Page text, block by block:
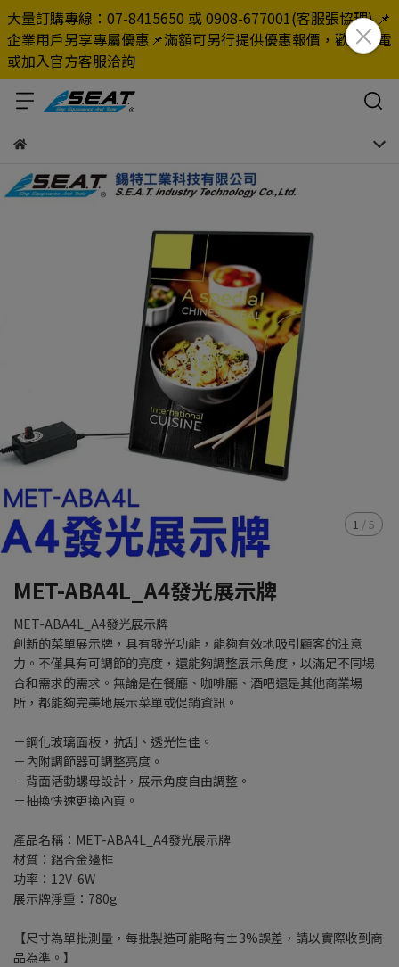
大量訂購專線：07-8415650 或 0908-677001(客服張協理) 📌
企業用戶另享專屬優惠📌滿額可另行提供優惠報價，歡迎來電
或加入官方客服洽詢
1 /5
MET-ABA4L_A4發光展示牌
MET-ABA4L_A4發光展示牌
創新的菜單展示牌，具有發光功能，能夠有效地吸引顧客的注意
力。不僅具有可調節的亮度，還能夠調整展示角度，以滿足不同場
合和需求的需求。無論是在餐廳、咖啡廳、酒吧還是其他商業場
所，都能夠完美地展示菜單或促銷資訊。
－鋼化玻璃面板，抗刮、透光性佳。
－內附調節器可調整亮度。
－背面活動螺母設計，展示角度自由調整。
－抽換快速更換內頁。
產品名稱：MET-ABA4L_A4發光展示牌
材質：鋁合金邊框
功率：12V-6W
展示牌淨重：780g
【尺寸為單批測量，每批製造可能略有±3%誤差，請以實際收到商
品為準。】